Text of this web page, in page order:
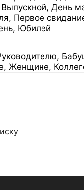
День
Первое
Юбилей
Женщине,